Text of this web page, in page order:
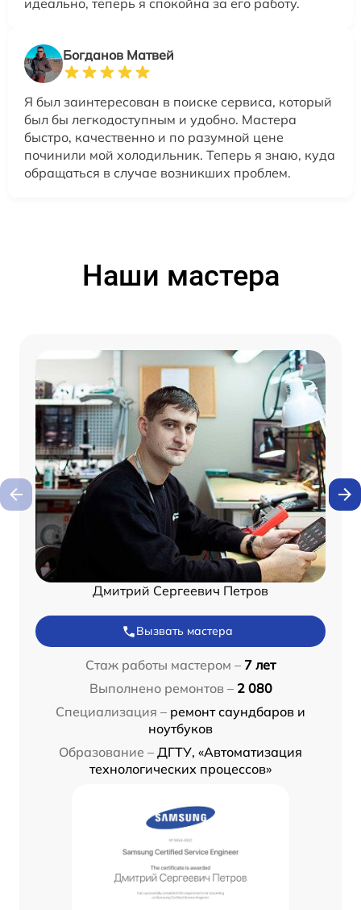
идеально, теперь я спокойна за его работу.
Богданов Матвей
Я был заинтересован в поиске сервиса, который
был бы легкодоступным и удобно. Мастера
быстро, качественно и по разумной цене
починили мой холодильник. Теперь я знаю, куда
обращаться в случае возникших проблем.
Наши мастера
Дмитрий Сергеевич Петров
Вызвать мастера
Стаж работы мастером – 7 лет
Выполнено ремонтов – 2 080
Специализация – ремонт саундбаров и
ноутбуков
Образование – ДГТУ, «Автоматизация
технологических процессов»